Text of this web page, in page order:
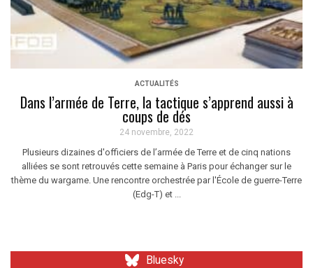
ACTUALITÉS
Dans l’armée de Terre, la tactique s’apprend aussi à
coups de dés
24 novembre, 2022
Plusieurs dizaines d'officiers de l’armée de Terre et de cinq nations
alliées se sont retrouvés cette semaine à Paris pour échanger sur le
thème du wargame. Une rencontre orchestrée par l'École de guerre-Terre
(Edg-T) et ...
Bluesky